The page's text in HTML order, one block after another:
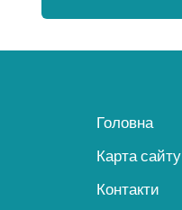
Головна
Карта сайту
Контакти